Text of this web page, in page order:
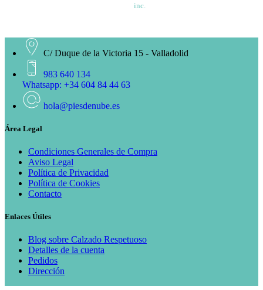
inc.
C/ Duque de la Victoria 15 - Valladolid
983 640 134
Whatsapp: +34 604 84 44 63
hola@piesdenube.es
Área Legal
Condiciones Generales de Compra
Aviso Legal
Política de Privacidad
Política de Cookies
Contacto
Enlaces Útiles
Blog sobre Calzado Respetuoso
Detalles de la cuenta
Pedidos
Dirección